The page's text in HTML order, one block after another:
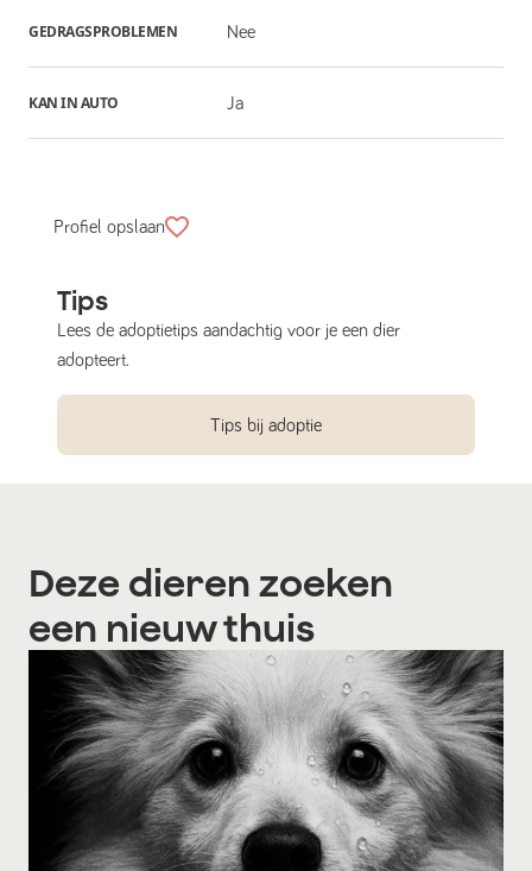
GEDRAGSPROBLEMEN Nee
KAN IN AUTO Ja
Profiel opslaan
Tips
Lees de adoptietips aandachtig voor je een dier
adopteert.
Tips bij adoptie
Deze dieren zoeken
een nieuw thuis